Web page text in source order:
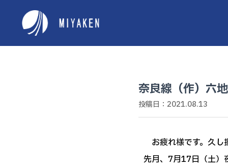
奈良線（作）
投稿日：2021.08.13
お疲れ様です。久し
先月、7月17日（土）